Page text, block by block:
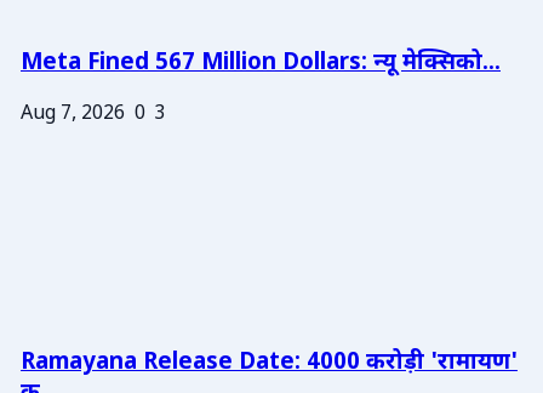
Meta Fined 567 Million Dollars: न्यू मेक्सिको...
Aug 7, 2026 0 3
Ramayana Release Date: 4000 करोड़ी 'रामायण'